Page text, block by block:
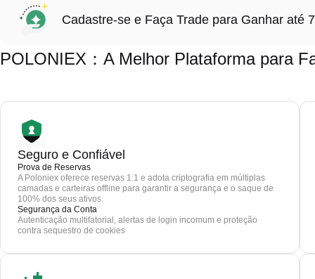
Cadastre-se e Faça Trade para Ganhar até
POLONIEX：A Melhor Plataforma para
Seguro e Confiável
Prova de Reservas
A Poloniex oferece reservas 1:1 e adota criptografia em múltiplas
camadas e carteiras offline para garantir a segurança e o saque de
100% dos seus ativos.
Segurança da Conta
Autenticação multifatorial, alertas de login incomum e proteção
contra sequestro de cookies